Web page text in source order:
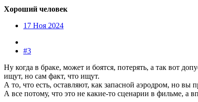
Хороший человек
17 Ноя 2024
#3
Ну когда в браке, может и боятся, потерять, а так вот
ищут, но сам факт, что ищут.
А то, что есть, оставляют, как запасной аэродром, но
А все потому, что это не какие-то сценарии в фильме, а